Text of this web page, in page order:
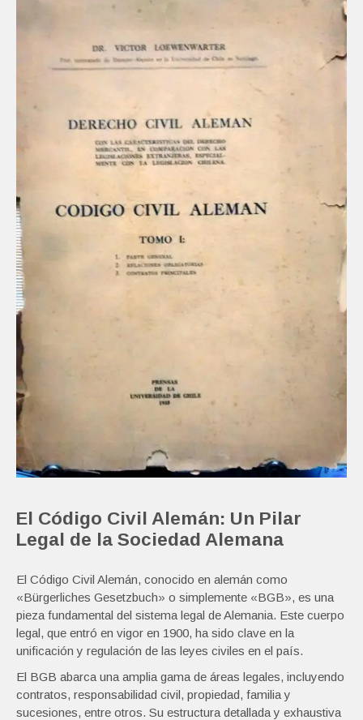
El Código Civil Alemán: Un Pilar
Legal de la Sociedad Alemana
El Código Civil Alemán, conocido en alemán como
«Bürgerliches Gesetzbuch» o simplemente «BGB», es una
pieza fundamental del sistema legal de Alemania. Este cuerpo
legal, que entró en vigor en 1900, ha sido clave en la
unificación y regulación de las leyes civiles en el país.
El BGB abarca una amplia gama de áreas legales, incluyendo
contratos, responsabilidad civil, propiedad, familia y
sucesiones, entre otros. Su estructura detallada y exhaustiva